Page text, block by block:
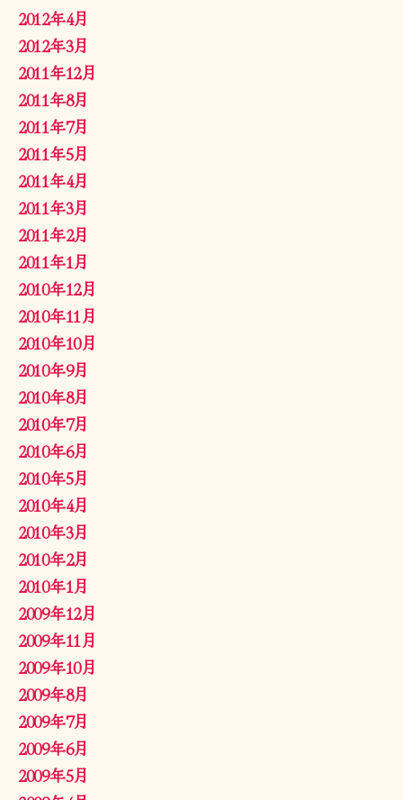
2012年4月
2012年3月
2011年12月
2011年8月
2011年7月
2011年5月
2011年4月
2011年3月
2011年2月
2011年1月
2010年12月
2010年11月
2010年10月
2010年9月
2010年8月
2010年7月
2010年6月
2010年5月
2010年4月
2010年3月
2010年2月
2010年1月
2009年12月
2009年11月
2009年10月
2009年8月
2009年7月
2009年6月
2009年5月